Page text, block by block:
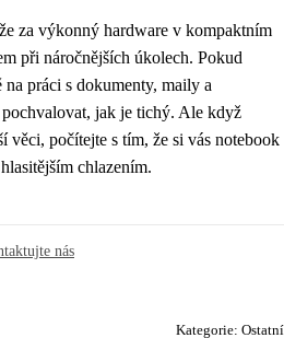
za výkonný hardware v kompaktním
při náročnějších úkolech. Pokud
práci s dokumenty, maily a
jak je tichý. Ale když
věci, počítejte s tím, že si vás notebook
chlazením.
nás
Kategorie: Ostatní